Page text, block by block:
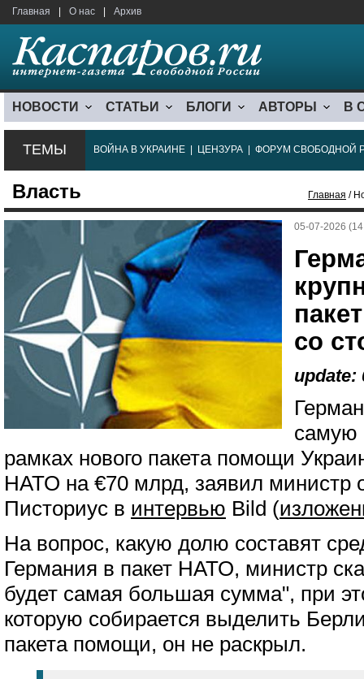
Главная О нас Архив
НОВОСТИ СТАТЬИ БЛОГИ АВТОРЫ В
ТЕМЫ ВОЙНА В УКРАИНЕ ЦЕНЗУРА ФОРУМ СВОБОДНОЙ
Власть Главная /
05-07-2026
со
update:
самую
рамках нового пакета помощи
НАТО на €70 млрд, заявил министр
Писториус в интервью Bild (
На вопрос, какую долю составят
Германия в пакет НАТО, министр
будет самая большая сумма", при
которую собирается выделить
пакета помощи, он не раскрыл.